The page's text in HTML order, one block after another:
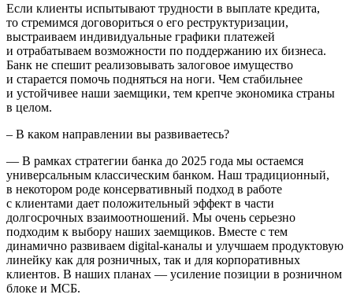
Если клиенты испытывают трудности в выплате кредита,
то стремимся договориться о его реструктуризации,
выстраиваем индивидуальные графики платежей
и отрабатываем возможности по поддержанию их бизнеса.
Банк не спешит реализовывать залоговое имущество
и старается помочь подняться на ноги. Чем стабильнее
и устойчивее наши заемщики, тем крепче экономика страны
в целом.
‒ В каком направлении вы развиваетесь?
— В рамках стратегии банка до 2025 года мы остаемся
универсальным классическим банком. Наш традиционный,
в некотором роде консервативный подход в работе
с клиентами дает положительный эффект в части
долгосрочных взаимоотношений. Мы очень серьезно
подходим к выбору наших заемщиков. Вместе с тем
динамично развиваем digital-каналы и улучшаем продуктовую
линейку как для розничных, так и для корпоративных
клиентов. В наших планах — усиление позиции в розничном
блоке и МСБ.